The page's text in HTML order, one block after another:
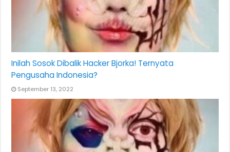
Inilah Sosok Dibalik Hacker Bjorka! Ternyata
Pengusaha Indonesia?
September 13, 2022